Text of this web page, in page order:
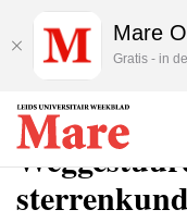
NIEUWS
Mare
Gratis - in